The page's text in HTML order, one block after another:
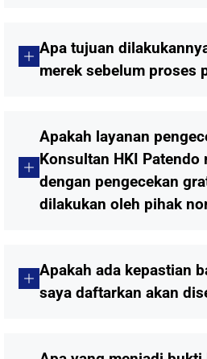
Apa tujuan
merek sebelum proses
Apakah layanan
Konsultan HKI Patendo
dengan pengecekan
dilakukan oleh pihak
Apakah ada kepastian
saya daftarkan akan